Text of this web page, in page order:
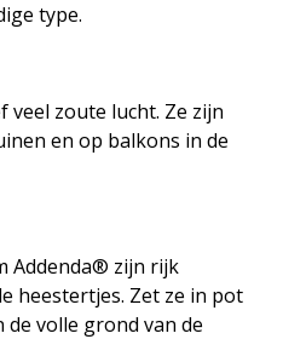
type.
veel zoute lucht. Ze zijn
en op balkons in de
Addenda® zijn rijk
heestertjes. Zet ze in pot
volle grond van de